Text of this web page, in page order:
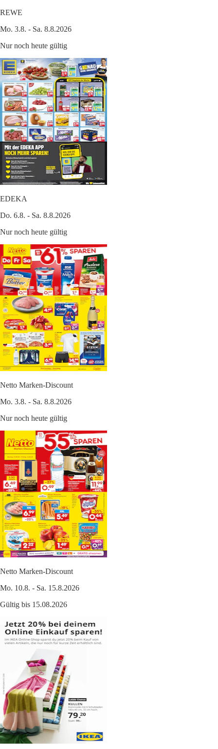
REWE
Mo. 3.8. - Sa. 8.8.2026
Nur noch heute gültig
EDEKA
Do. 6.8. - Sa. 8.8.2026
Nur noch heute gültig
Netto Marken-Discount
Mo. 3.8. - Sa. 8.8.2026
Nur noch heute gültig
Netto Marken-Discount
Mo. 10.8. - Sa. 15.8.2026
Gültig bis 15.08.2026